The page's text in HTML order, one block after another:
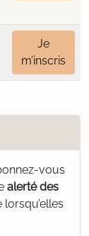
Je
m’inscris
vous
alerté des